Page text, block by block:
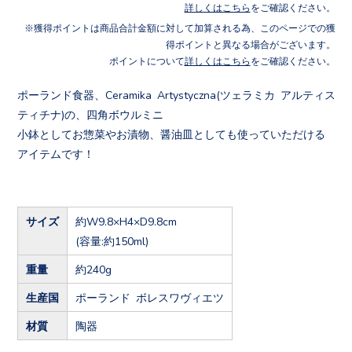
詳しくはこちら をご確認ください。
獲得ポイントは商品合計金額に対して加算される為、このページでの獲
得ポイントと異なる場合がございます。
ポイントについて詳しくはこちら をご確認ください。
ポーランド食器、Ceramika Artystyczna(ツェラミカ アルティス
ティチナ)の、四角ボウルミニ
小鉢としてお惣菜やお漬物、醤油皿としても使っていただける
アイテムです！
サイズ
約W9.8×H4×D9.8cm
(容量:約150ml)
重量 約240g
生産国 ポーランド ボレスワヴィエツ
材質 陶器